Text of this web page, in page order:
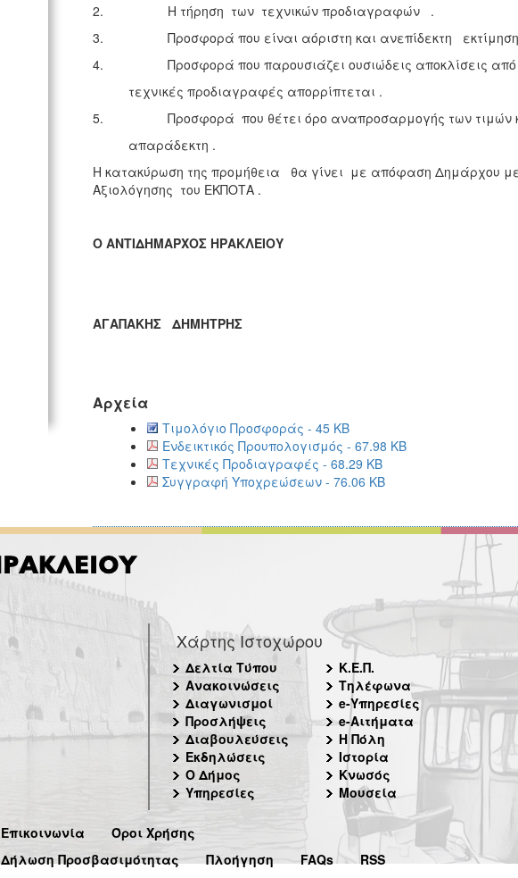
2. Η τήρηση των τεχνικών προδιαγραφών .
3. Προσφορά που είναι αόριστη και ανεπίδεκτη εκτίμησης
4. Προσφορά που παρουσιάζει ουσιώδεις αποκλίσεις από
τεχνικές προδιαγραφές απορρίπτεται .
5. Προσφορά που θέτει όρο αναπροσαρμογής των τιμών
απαράδεκτη .
Η κατακύρωση της προμήθεια θα γίνει με απόφαση Δημάρχου
Αξιολόγησης του ΕΚΠΟΤΑ .
Ο ΑΝΤΙΔΗΜΑΡΧΟΣ ΗΡΑΚΛΕΙΟΥ
AΓΑΠΑΚΗΣ ΔΗΜΗΤΡΗΣ
Αρχεία
Τιμολόγιο Προσφοράς - 45 KB
Ενδεικτικός Προυπολογισμός - 67.98 KB
Τεχνικές Προδιαγραφές - 68.29 KB
Συγγραφή Υποχρεώσεων - 76.06 KB
Χάρτης Ιστοχώρου
Δελτία Τύπου
Ανακοινώσεις
Διαγωνισμοί
Προσλήψεις
Διαβουλεύσεις
Εκδηλώσεις
Ο Δήμος
Υπηρεσίες
Κ.Ε.Π.
Τηλέφωνα
e-Υπηρεσίες
e-Αιτήματα
Η Πόλη
Ιστορία
Κνωσός
Μουσεία
Επικοινωνία
Όροι Χρήσης
Δήλωση Προσβασιμότητας
Πλοήγηση FAQs RSS